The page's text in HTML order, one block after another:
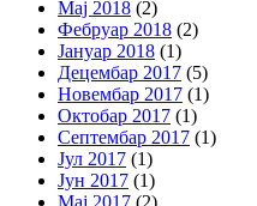
Мај 2018 (2)
Фебруар 2018 (2)
Јануар 2018 (1)
Децембар 2017 (5)
Новембар 2017 (1)
Октобар 2017 (1)
Септембар 2017 (1)
Јул 2017 (1)
Јун 2017 (1)